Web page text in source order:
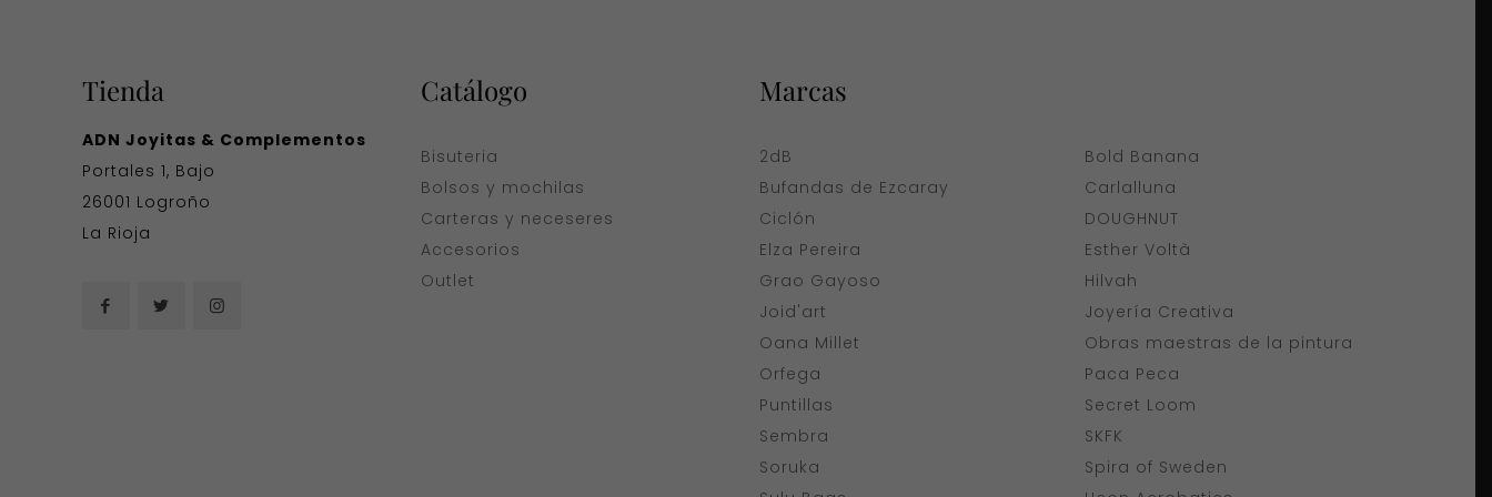
Tienda
ADN Joyitas & Complementos
Portales 1, Bajo
26001 Logroño
La Rioja
Catálogo
Bisuteria
Bolsos y mochilas
Carteras y neceseres
Accesorios
Outlet
Marcas
2dB
Bold Banana
Bufandas de Ezcaray
Carlalluna
Ciclón
DOUGHNUT
Elza Pereira
Esther Voltà
Grao Gayoso
Hilvah
Joid'art
Joyería Creativa
Oana Millet
Obras maestras de la pintura
Orfega
Paca Peca
Puntillas
Secret Loom
Sembra
SKFK
Soruka
Spira of Sweden